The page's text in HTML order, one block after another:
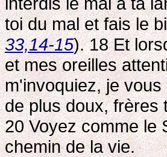
toi du mal et fais le
33,14-15). 18 Et
et mes oreilles
m'invoquiez, je
de plus doux, frères
20 Voyez comme le
chemin de la vie.